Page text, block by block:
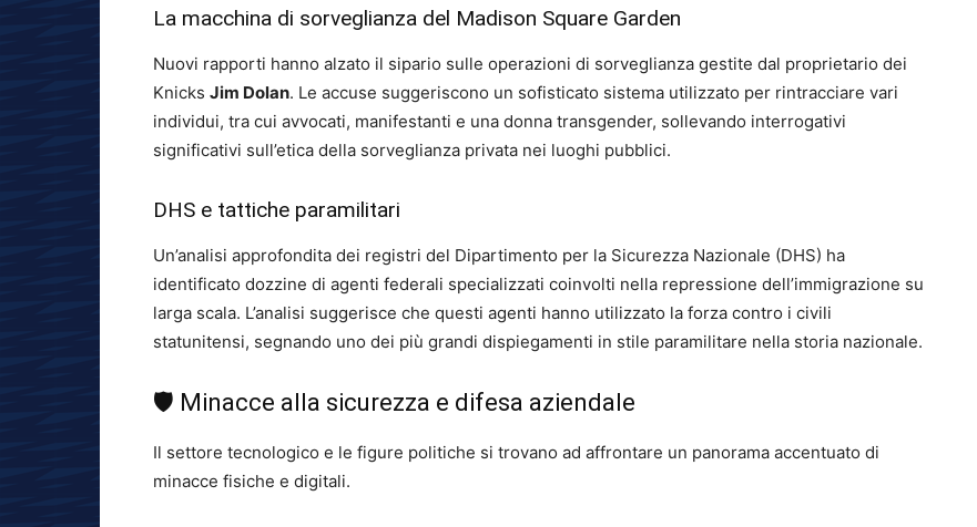
La macchina di sorveglianza del Madison Square Garden
Nuovi rapporti hanno alzato il sipario sulle operazioni di sorveglianza gestite dal proprietario dei
Knicks Jim Dolan. Le accuse suggeriscono un sofisticato sistema utilizzato per rintracciare vari
individui, tra cui avvocati, manifestanti e una donna transgender, sollevando interrogativi
significativi sull’etica della sorveglianza privata nei luoghi pubblici.
DHS e tattiche paramilitari
Un’analisi approfondita dei registri del Dipartimento per la Sicurezza Nazionale (DHS) ha
identificato dozzine di agenti federali specializzati coinvolti nella repressione dell’immigrazione su
larga scala. L’analisi suggerisce che questi agenti hanno utilizzato la forza contro i civili
statunitensi, segnando uno dei più grandi dispiegamenti in stile paramilitare nella storia nazionale.
🛡️ Minacce alla sicurezza e difesa aziendale
Il settore tecnologico e le figure politiche si trovano ad affrontare un panorama accentuato di
minacce fisiche e digitali.